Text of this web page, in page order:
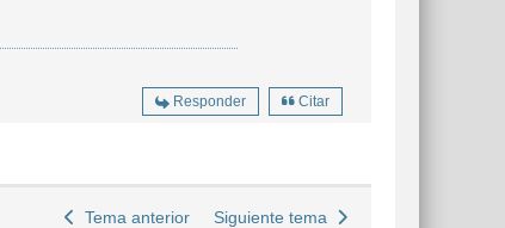
Responder Citar
Tema anterior Siguiente tema